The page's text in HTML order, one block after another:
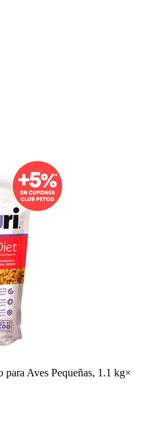
Aves Pequeñas, 1.1 kg×